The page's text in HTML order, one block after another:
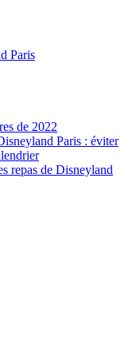
Paris
de 2022
Paris : éviter
repas de Disneyland